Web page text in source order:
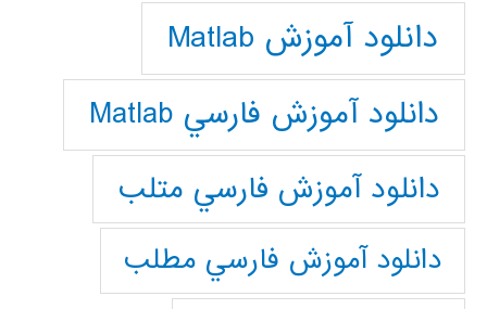
دانلود آموزش Matlab
دانلود آموزش فارسي Matlab
دانلود آموزش فارسي متلب
دانلود آموزش فارسي مطلب